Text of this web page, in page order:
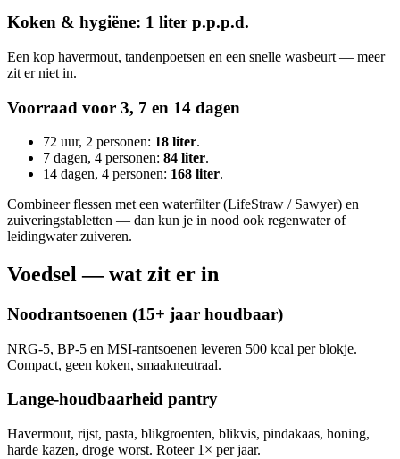
Koken & hygiëne: 1 liter p.p.p.d.
Een kop havermout, tandenpoetsen en een snelle wasbeurt — meer
zit er niet in.
Voorraad voor 3, 7 en 14 dagen
72 uur, 2 personen: 18 liter.
7 dagen, 4 personen: 84 liter.
14 dagen, 4 personen: 168 liter.
Combineer flessen met een waterfilter (LifeStraw / Sawyer) en
zuiveringstabletten — dan kun je in nood ook regenwater of
leidingwater zuiveren.
Voedsel — wat zit er in
Noodrantsoenen (15+ jaar houdbaar)
NRG-5, BP-5 en MSI-rantsoenen leveren 500 kcal per blokje.
Compact, geen koken, smaakneutraal.
Lange-houdbaarheid pantry
Havermout, rijst, pasta, blikgroenten, blikvis, pindakaas, honing,
harde kazen, droge worst. Roteer 1× per jaar.